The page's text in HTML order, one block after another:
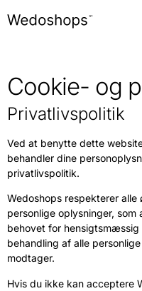
Cookie- og
Privatlivspolitik
Ved at benytte dette
behandler dine
privatlivspolitik.
Wedoshops respekterer alle
personlige oplysninger,
behovet for
behandling af alle
modtager.
Hvis du ikke kan acceptere